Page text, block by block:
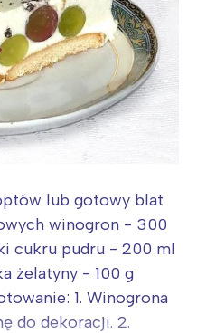
lub gotowy blat
winogron - 300
cukru pudru - 200 ml
żelatyny - 100 g
1. Winogrona
do dekoracji. 2.